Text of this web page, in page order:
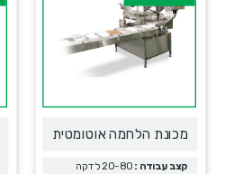
מכונת הלחמה אוטומטית
קצב עבודה : 20-80 לדקה